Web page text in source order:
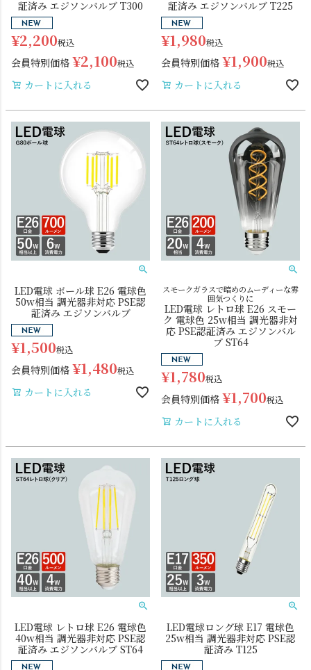
シーリングライト シーリングファン
ステンドグラス 照明パーツ
電球
SNS
証済み エジソンバルブ T300
¥2,200税込
会員特別価格 ¥2,100税込
カートに入れる
証済み エジソンバルブ T225
¥1,980税込
会員特別価格 ¥1,900税込
カートに入れる
LED電球 ボール球 E26 電球色
50w相当 調光器非対応 PSE認
証済み エジソンバルブ
¥1,500税込
会員特別価格 ¥1,480税込
カートに入れる
スモークガラスで暗めのムーディーな雰
囲気つくりに
LED電球 レトロ球 E26 スモー
ク 電球色 25w相当 調光器非対
応 PSE認証済み エジソンバル
ブ ST64
¥1,780税込
会員特別価格 ¥1,700税込
カートに入れる
LED電球 レトロ球 E26 電球色
40w相当 調光器非対応 PSE認
証済み エジソンバルブ ST64
LED電球ロング球 E17 電球色
25w相当 調光器非対応 PSE認
証済み T125